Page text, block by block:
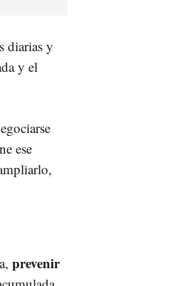
diarias y
y el
ese
prevenir